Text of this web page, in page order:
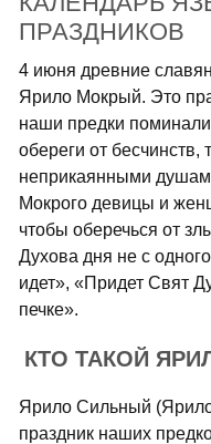
ПРАЗДНИКОВ
4 июня древние
Ярило Мокрый. Это
наши предки
обереги от
неприкаянными
Мокрого девицы и
чтобы оберечься от
Духова дня не с
идет», «Придет Свят
печке».
КТО ТАКОЙ
Ярило Сильный
праздник наших